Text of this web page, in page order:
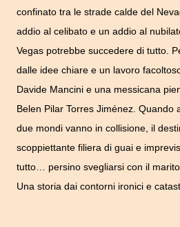
confinato tra le strade calde del
addio al celibato e un addio al
Vegas potrebbe succedere di tutto.
dalle idee chiare e un lavoro
Davide Mancini e una messicana
Belen Pilar Torres Jiménez. Quando
due mondi vanno in collisione, il
scoppiettante filiera di guai e
tutto… persino svegliarsi con il marito
Una storia dai contorni ironici e